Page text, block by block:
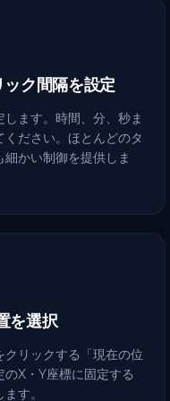
ク間隔を設定
ます。時間、分、秒ま
ださい。ほとんどのタ
かい制御を提供しま
を選択
クリックする「現在の位
X・Y座標に固定する
す。